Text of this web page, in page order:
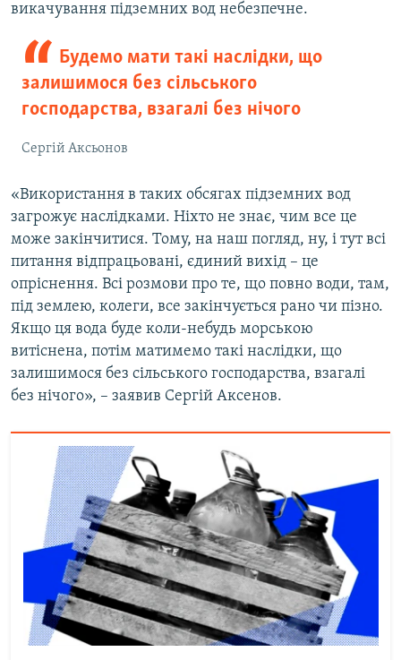
викачування підземних вод небезпечне.
Будемо мати такі наслідки, що
залишимося без сільського
господарства, взагалі без нічого
Сергій Аксьонов
«Використання в таких обсягах підземних вод
загрожує наслідками. Ніхто не знає, чим все це
може закінчитися. Тому, на наш погляд, ну, і тут всі
питання відпрацьовані, єдиний вихід – це
опріснення. Всі розмови про те, що повно води, там,
під землею, колеги, все закінчується рано чи пізно.
Якщо ця вода буде коли-небудь морською
витіснена, потім матимемо такі наслідки, що
залишимося без сільського господарства, взагалі
без нічого», – заявив Сергій Аксенов.